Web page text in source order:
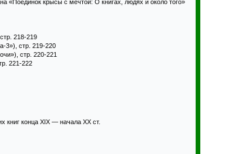
«Поединок крысы с мечтой: О книгах, людях и около того»
218-219
3»), стр. 219-220
стр. 220-221
221-222
книг конца XIX — начала XX ст.